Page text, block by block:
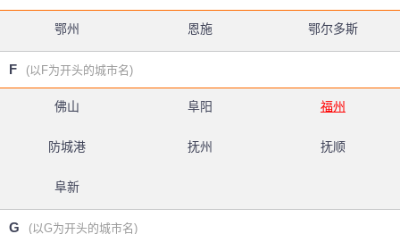
鄂州 恩施 鄂尔多斯
F (以F为开头的城市名)
佛山 阜阳 福州
防城港 抚州 抚顺
阜新
G (以G为开头的城市名)